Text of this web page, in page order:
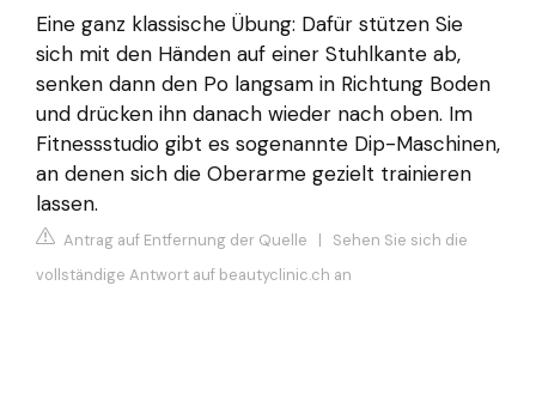
Eine ganz klassische Übung: Dafür stützen Sie
sich mit den Händen auf einer Stuhlkante ab,
senken dann den Po langsam in Richtung Boden
und drücken ihn danach wieder nach oben. Im
Fitnessstudio gibt es sogenannte Dip-Maschinen,
an denen sich die Oberarme gezielt trainieren
lassen.
Antrag auf Entfernung der Quelle | Sehen Sie sich die
vollständige Antwort auf beautyclinic.ch an